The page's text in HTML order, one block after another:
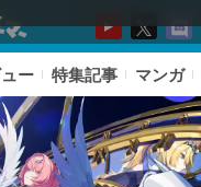
ー 特集記事 マンガ